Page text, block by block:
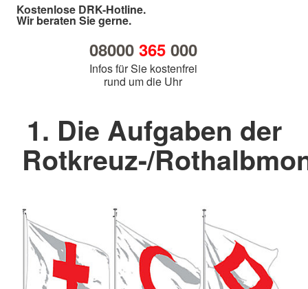
Kostenlose DRK-Hotline.
Wir beraten Sie gerne.
08000 365000
Infos für Sie kostenfrei
rund um die Uhr
1. Die Aufgaben der
Rotkreuz-/